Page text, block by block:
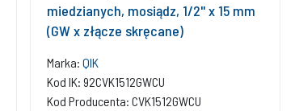
miedzianych, mosiądz, 1/2'' x 15 mm
(GW x złącze skręcane)
Marka: QIK
Kod IK: 92CVK1512GWCU
Kod Producenta: CVK1512GWCU